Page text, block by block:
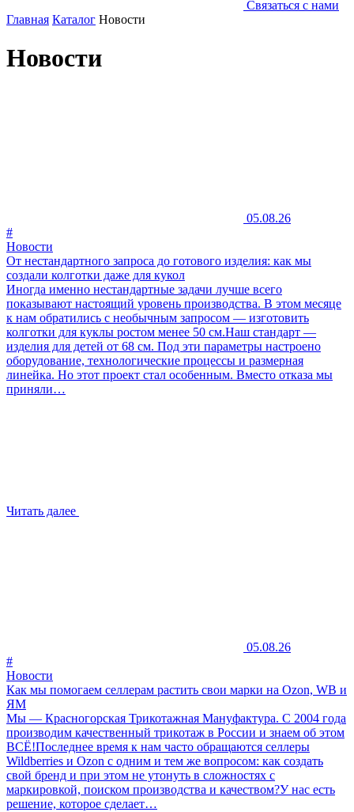
Связаться с нами
Главная Каталог Новости
Новости
05.08.26
#
Новости
От нестандартного запроса до готового изделия: как мы
создали колготки даже для кукол​
Иногда именно нестандартные задачи лучше всего
показывают настоящий уровень производства. В этом месяце
к нам обратились с необычным запросом — изготовить
колготки для куклы ростом менее 50 см.Наш стандарт —
изделия для детей от 68 см. Под эти параметры настроено
оборудование, технологические процессы и размерная
линейка. Но этот проект стал особенным. Вместо отказа мы
приняли…
Читать далее
05.08.26
#
Новости
Как мы помогаем селлерам растить свои марки на Ozon, WB и
ЯМ
Мы — Красногорская Трикотажная Мануфактура. С 2004 года
производим качественный трикотаж в России и знаем об этом
ВСЁ!Последнее время к нам часто обращаются селлеры
Wildberries и Ozon с одним и тем же вопросом: как создать
свой бренд и при этом не утонуть в сложностях с
маркировкой, поиском производства и качеством?У нас есть
решение, которое сделает…